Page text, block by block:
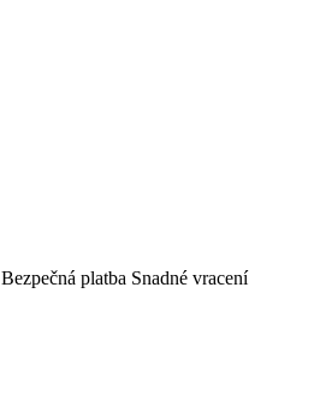
Bezpečná platba Snadné vracení